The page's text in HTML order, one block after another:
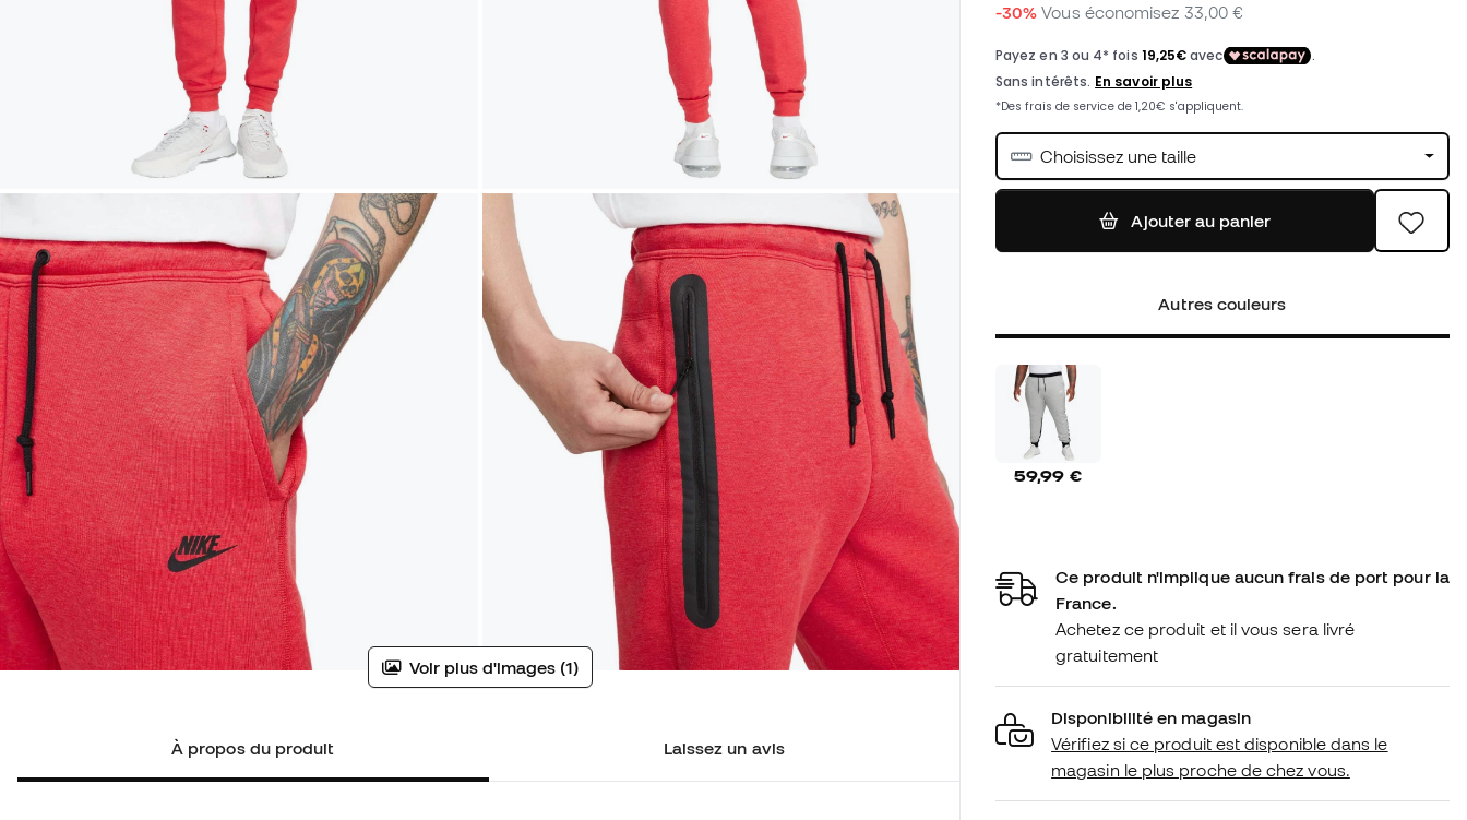
Voir plus d'images (1)
À propos du produit Laissez un avis
-30% Vous économisez 33,00 €
Choisissez une taille
Ajouter au panier
Autres couleurs
59,99 €
Ce produit n'implique aucun frais de port pour la
France.
Achetez ce produit et il vous sera livré
gratuitement
Disponibilité en magasin
Vérifiez si ce produit est disponible dans le
magasin le plus proche de chez vous.